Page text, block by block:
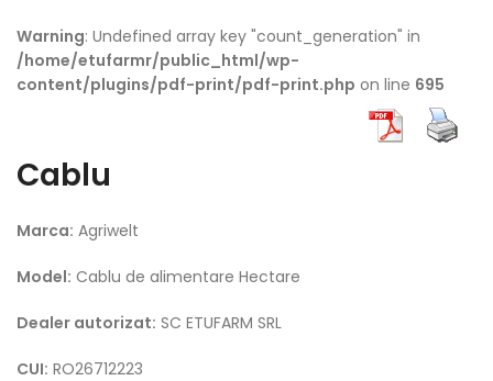
Warning: Undefined array key "count_generation" in
/home/etufarmr/public_html/wp-
content/plugins/pdf-print/pdf-print.php on line 695
Cablu
Marca: Agriwelt
Model: Cablu de alimentare Hectare
Dealer autorizat: SC ETUFARM SRL
CUI: RO26712223